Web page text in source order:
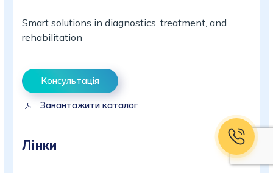
Smart solutions in diagnostics, treatment, and
rehabilitation
Консультація
Завантажити каталог
Лінки